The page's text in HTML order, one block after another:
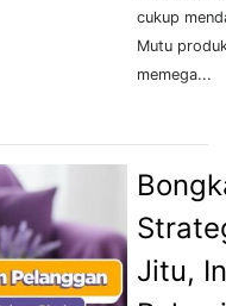
cukup
Mutu
memega...
Jitu,